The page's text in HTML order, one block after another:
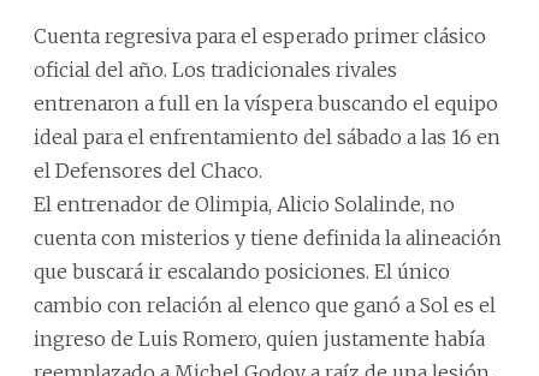
Cuenta regresiva para el esperado primer clásico
oficial del año. Los tradicionales rivales
entrenaron a full en la víspera buscando el equipo
ideal para el enfrentamiento del sábado a las 16 en
el Defensores del Chaco.
El entrenador de Olimpia, Alicio Solalinde, no
cuenta con misterios y tiene definida la alineación
que buscará ir escalando posiciones. El único
cambio con relación al elenco que ganó a Sol es el
ingreso de Luis Romero, quien justamente había